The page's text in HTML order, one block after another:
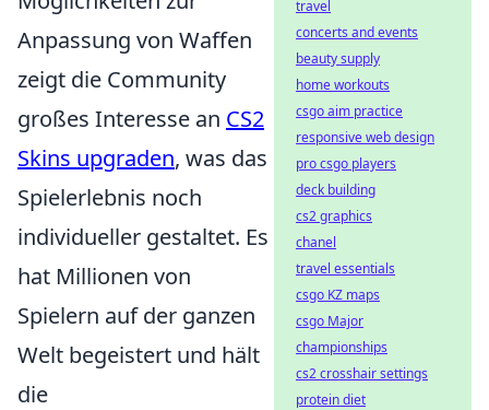
Anpassung von Waffen
zeigt die Community
großes Interesse an CS2
Skins upgraden, was das
Spielerlebnis noch
individueller gestaltet. Es
hat Millionen von
Spielern auf der ganzen
Welt begeistert und hält
die
travel
concerts and events
beauty supply
home workouts
csgo aim practice
responsive web design
pro csgo players
deck building
cs2 graphics
chanel
travel essentials
csgo KZ maps
csgo Major
championships
cs2 crosshair settings
protein diet